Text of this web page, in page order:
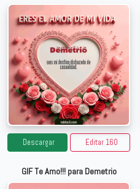
Descargar Editar 160
GIF Te Amo!!! para Demetrio